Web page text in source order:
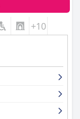
+10